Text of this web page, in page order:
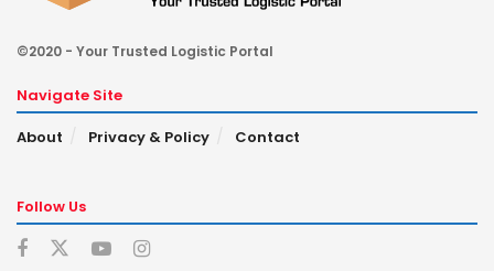
©2020 - Your Trusted Logistic Portal
Navigate Site
About
Privacy & Policy Contact
Follow Us